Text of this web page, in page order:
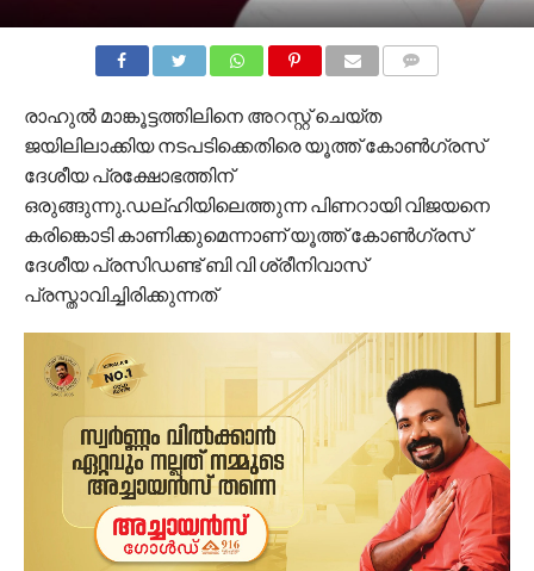
രാഹുൽ മാങ്കൂട്ടത്തിലിനെ അറസ്റ്റ് ചെയ്ത
ജയിലിലാക്കിയ നടപടിക്കെതിരെ യൂത്ത് കോൺഗ്രസ്
ദേശീയ പ്രക്ഷോഭത്തിന്‌
ഒരുങ്ങുന്നു.ഡല്ഹിയിലെത്തുന്ന പിണറായി വിജയനെ
കരിങ്കൊടി കാണിക്കുമെന്നാണ് യൂത്ത് കോൺഗ്രസ്
ദേശീയ പ്രസിഡണ്ട് ബി വി ശ്രീനിവാസ്
പ്രസ്താവിച്ചിരിക്കുന്നത്